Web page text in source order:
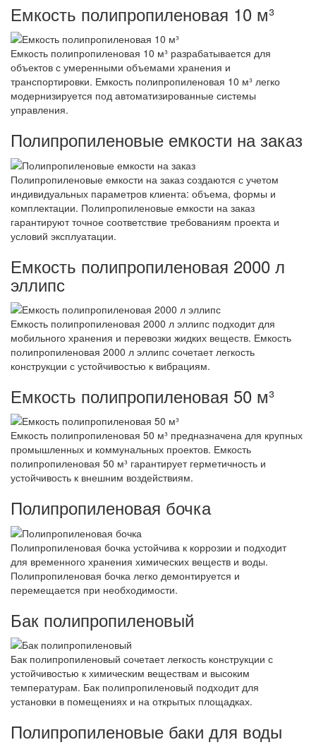
Емкость полипропиленовая 10 м³
Емкость полипропиленовая 10 м³ разрабатывается для
объектов с умеренными объемами хранения и
транспортировки. Емкость полипропиленовая 10 м³ легко
модернизируется под автоматизированные системы
управления.
Полипропиленовые емкости на заказ
Полипропиленовые емкости на заказ создаются с учетом
индивидуальных параметров клиента: объема, формы и
комплектации. Полипропиленовые емкости на заказ
гарантируют точное соответствие требованиям проекта и
условий эксплуатации.
Емкость полипропиленовая 2000 л
эллипс
Емкость полипропиленовая 2000 л эллипс подходит для
мобильного хранения и перевозки жидких веществ. Емкость
полипропиленовая 2000 л эллипс сочетает легкость
конструкции с устойчивостью к вибрациям.
Емкость полипропиленовая 50 м³
Емкость полипропиленовая 50 м³ предназначена для крупных
промышленных и коммунальных проектов. Емкость
полипропиленовая 50 м³ гарантирует герметичность и
устойчивость к внешним воздействиям.
Полипропиленовая бочка
Полипропиленовая бочка устойчива к коррозии и подходит
для временного хранения химических веществ и воды.
Полипропиленовая бочка легко демонтируется и
перемещается при необходимости.
Бак полипропиленовый
Бак полипропиленовый сочетает легкость конструкции с
устойчивостью к химическим веществам и высоким
температурам. Бак полипропиленовый подходит для
установки в помещениях и на открытых площадках.
Полипропиленовые баки для воды